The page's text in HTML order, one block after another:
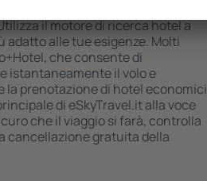
è una soluzione che ti farà
il motore di ricerca hotel a
adatto alle tue esigenze. Molti
che consente di
istantaneamente il volo e
la prenotazione di hotel economici
di eSkyTravel.it alla voce
che il viaggio si farà, controlla
cancellazione gratuita della